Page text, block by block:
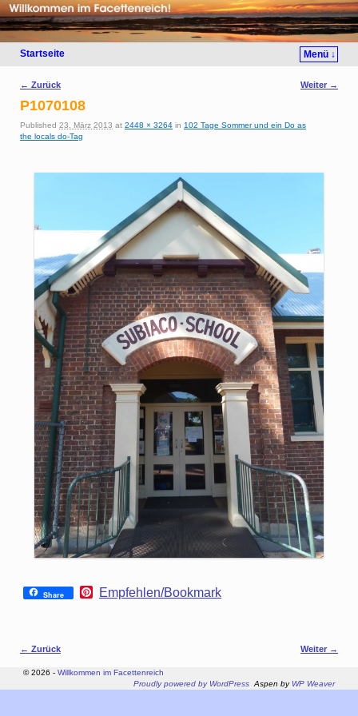
Startseite Menü ↓
Bilder-Navigation
← Zurück Weiter →
P1070108
Published 23. März 2013 at 2448 × 3264 in 102 Tage Sommer und ein Do as
the locals do-Tag
Share
P
e
t
Empfehlen/Bookmark
Bilder-Navigation
← Zurück Weiter →
© 2026 - Willkommen im Facettenreich
Proudly powered by WordPress Aspen by WP Weaver